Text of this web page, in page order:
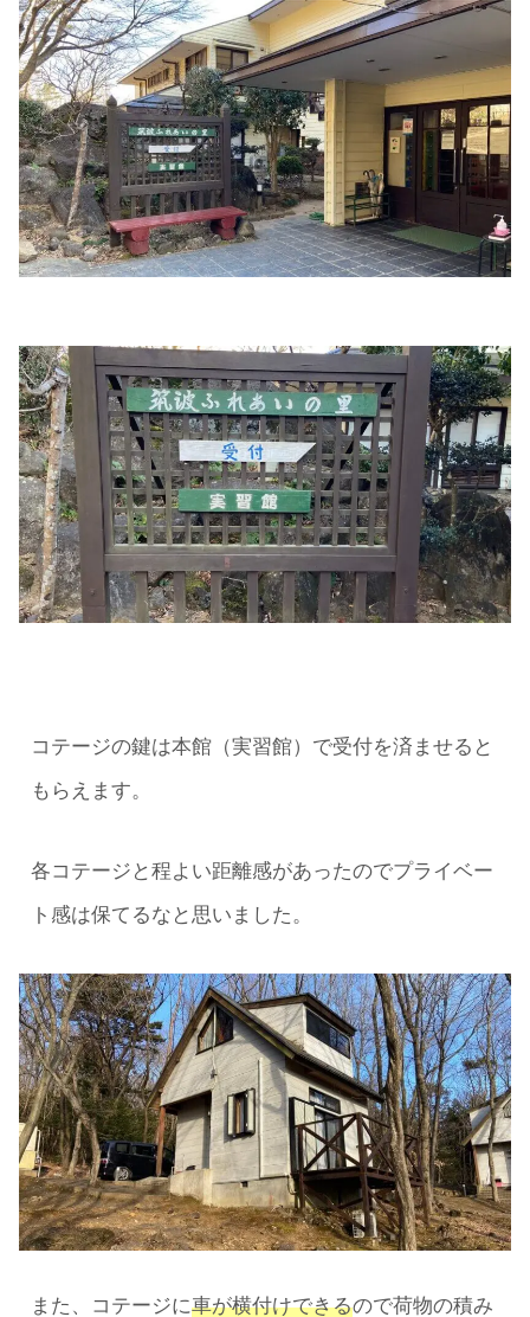
コテージの鍵は本館（実習館）で受付を済ませると
もらえます。
各コテージと程よい距離感があったのでプライベー
ト感は保てるなと思いました。
また、コテージに車が横付けできるので荷物の積み